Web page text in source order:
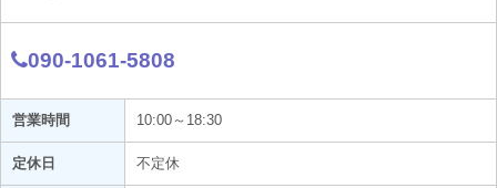
090-1061-5808
営業時間 10:00～18:30
定休日 不定休